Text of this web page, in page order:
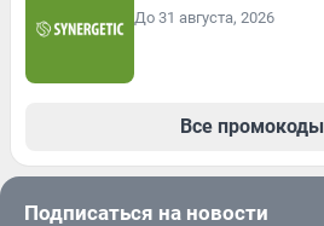
До 31 августа, 2026
Все промокоды
Подписаться на новости